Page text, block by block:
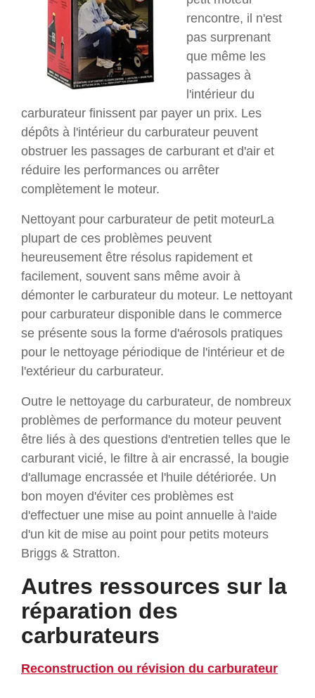
rencontre, il n'est
pas surprenant
que même les
passages à
l'intérieur du
carburateur finissent par payer un prix. Les
dépôts à l'intérieur du carburateur peuvent
obstruer les passages de carburant et d'air et
réduire les performances ou arrêter
complètement le moteur.
Nettoyant pour carburateur de petit moteurLa
plupart de ces problèmes peuvent
heureusement être résolus rapidement et
facilement, souvent sans même avoir à
démonter le carburateur du moteur. Le nettoyant
pour carburateur disponible dans le commerce
se présente sous la forme d'aérosols pratiques
pour le nettoyage périodique de l'intérieur et de
l'extérieur du carburateur.
Outre le nettoyage du carburateur, de nombreux
problèmes de performance du moteur peuvent
être liés à des questions d'entretien telles que le
carburant vicié, le filtre à air encrassé, la bougie
d'allumage encrassée et l'huile détériorée. Un
bon moyen d'éviter ces problèmes est
d'effectuer une mise au point annuelle à l'aide
d'un kit de mise au point pour petits moteurs
Briggs & Stratton.
Autres ressources sur la
réparation des
carburateurs
Reconstruction ou révision du carburateur